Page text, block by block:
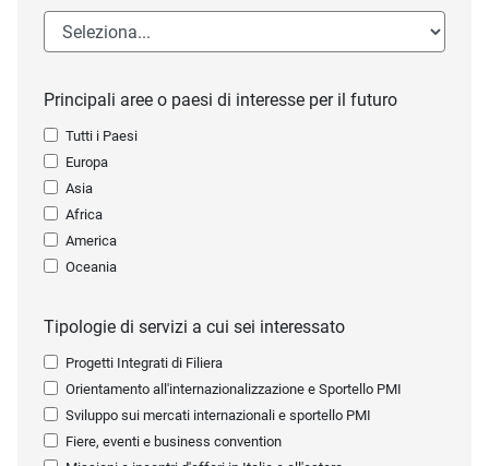
Principali aree o paesi di interesse per il futuro
Tutti i Paesi
Europa
Asia
Africa
America
Oceania
Tipologie di servizi a cui sei interessato
Progetti Integrati di Filiera
Orientamento all'internazionalizzazione e Sportello PMI
Sviluppo sui mercati internazionali e sportello PMI
Fiere, eventi e business convention